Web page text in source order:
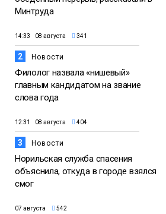
Минтруда
14:33 08 августа 341
2 Новости
Филолог назвала «нишевый»
главным кандидатом на звание
слова года
12:31 08 августа 404
3 Новости
Норильская служба спасения
объяснила, откуда в городе взялся
смог
07 августа 542